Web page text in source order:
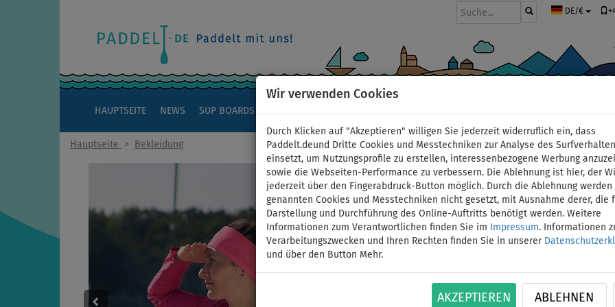
Wir verwenden Cookies
Durch Klicken auf "Akzeptieren" willigen Sie jederzeit widerruflich ein, dass
Paddelt.deund Dritte Cookies und Messtechniken zur Analyse des
einsetzt, um Nutzungsprofile zu erstellen, interessenbezogene Werbung
sowie die Webseiten-Performance zu verbessern. Die Ablehnung ist hier, der
jederzeit über den Fingerabdruck-Button möglich. Durch die Ablehnung werden
genannten Cookies und Messtechniken nicht gesetzt, mit Ausnahme derer, die
Darstellung und Durchführung des Online-Auftritts benötigt werden. Weitere
Informationen zum Verantwortlichen finden Sie im
Impressum. Informationen
Verarbeitungszwecken und Ihren Rechten finden Sie in unserer
und über den Button Mehr.
AKZEPTIEREN ABLEHNEN
DE/€
HAUPTSEITE NEWS SUP BOARDS
Hauptseite > Bekleidung
Stirnband
ID: 12351390216